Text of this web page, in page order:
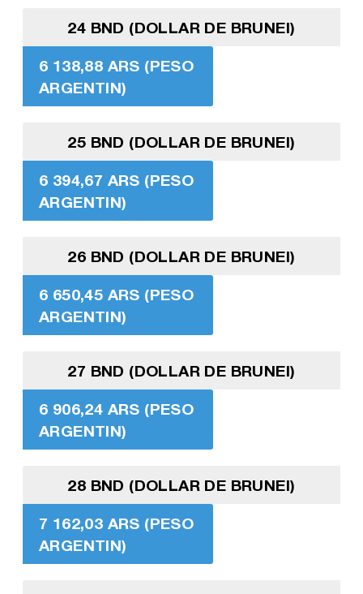
24 BND (DOLLAR DE BRUNEI)
6 138,88 ARS (PESO
ARGENTIN)
25 BND (DOLLAR DE BRUNEI)
6 394,67 ARS (PESO
ARGENTIN)
26 BND (DOLLAR DE BRUNEI)
6 650,45 ARS (PESO
ARGENTIN)
27 BND (DOLLAR DE BRUNEI)
6 906,24 ARS (PESO
ARGENTIN)
28 BND (DOLLAR DE BRUNEI)
7 162,03 ARS (PESO
ARGENTIN)